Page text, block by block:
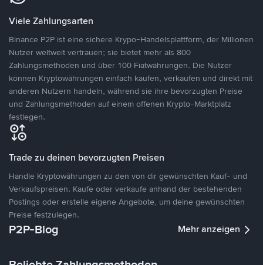
Viele Zahlungsarten
Binance P2P ist eine sichere Krypo-Handelsplattform, der Millionen
Nutzer weltweit vertrauen; sie bietet mehr als 800
Zahlungsmethoden und über 100 Fiatwährungen. Die Nutzer
können Kryptowährungen einfach kaufen, verkaufen und direkt mit
anderen Nutzern handeln, während sie ihre bevorzugten Preise
und Zahlungsmethoden auf einem offenen Krypto-Marktplatz
festlegen.
Trade zu deinen bevorzugten Preisen
Handle Kryptowährungen zu den von dir gewünschten Kauf- und
Verkaufspreisen. Kaufe oder verkaufe anhand der bestehenden
Postings oder erstelle eigene Angebote, um deine gewünschten
Preise festzulegen.
P2P-Blog Mehr anzeigen